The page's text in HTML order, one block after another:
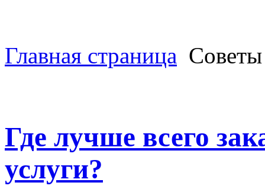
Главная страница Советы
Где лучше всего
услуги?